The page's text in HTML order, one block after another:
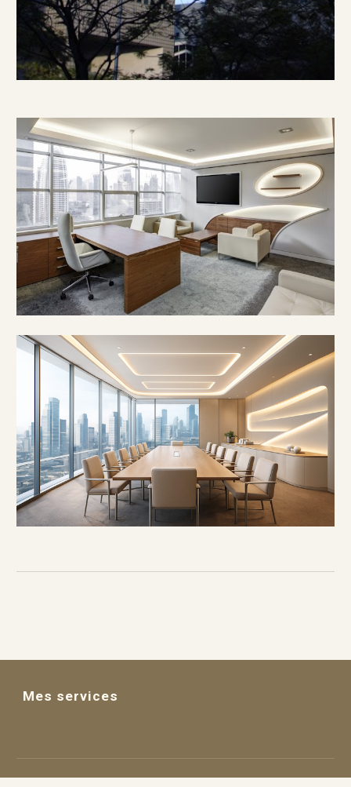
Mes services